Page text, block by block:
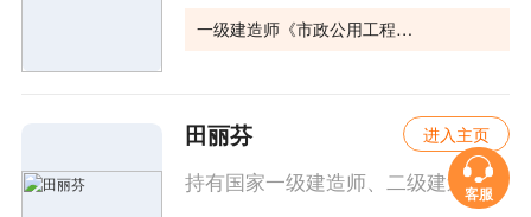
一级建造师《市政公用工程管理与实务》
进入主页
田丽芬
持有国家一级建造师、二级建造师、监理工程师等执业资格证书。
客服